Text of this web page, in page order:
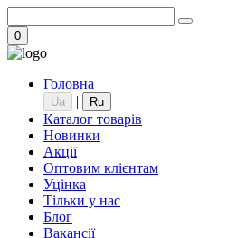
0
Головна
Ua | Ru
Каталог товарів
Новинки
Акції
Оптовим клієнтам
Уцінка
Тільки у нас
Блог
Вакансії